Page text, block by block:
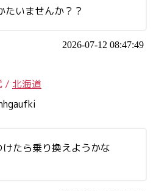
いませんか？？
2026-07-12 08:47:49
/ 北海道
たら乗り換えようかな